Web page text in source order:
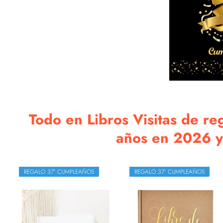
Todo en Libros Visitas de
años en 2026
REGALO 37º CUMPLEAÑOS REGALO 37º CUMPLEAÑOS